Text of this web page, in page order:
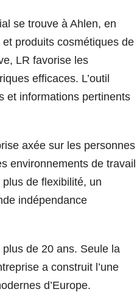
se trouve à Ahlen, en
produits cosmétiques de
LR favorise les
efficaces. L’outil
et informations pertinents
axée sur les personnes
environnements de travail
de flexibilité, un
indépendance
de 20 ans. Seule la
a construit l’une
d’Europe.